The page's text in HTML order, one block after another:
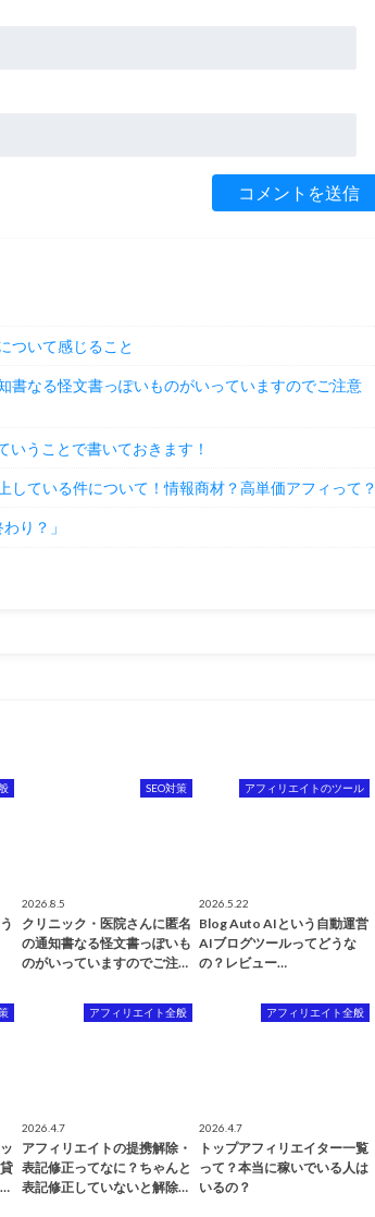
ついて感じること
書なる怪文書っぽいものがいっていますのでご注意
いうことで書いておきます！
している件について！情報商材？高単価アフィって？
り？」
SEO対策
2026.8.5
クリニック・医院さんに匿名
の通知書なる怪文書っぽいも
のがいっていますのでご注…
アフィリエイトのツール
2026.5.22
Blog Auto AIという自動運営
AIブログツールってどうな
の？レビュー…
…
アフィリエイト全般
2026.4.7
アフィリエイトの提携解除・
表記修正ってなに？ちゃんと
表記修正していないと解除…
アフィリエイト全般
2026.4.7
トップアフィリエイター一覧
って？本当に稼いでいる人は
いるの？